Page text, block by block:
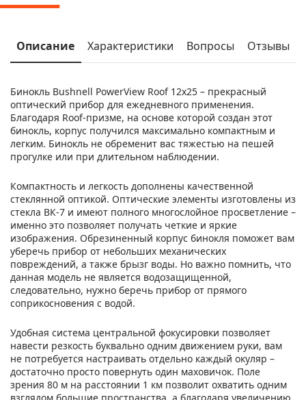
Описание Характеристики Вопросы Отзывы
Бинокль Bushnell PowerView Roof 12x25 – прекрасный
оптический прибор для ежедневного применения.
Благодаря Roof-призме, на основе которой создан этот
бинокль, корпус получился максимально компактным и
легким. Бинокль не обременит вас тяжестью на пешей
прогулке или при длительном наблюдении.
Компактность и легкость дополнены качественной
стеклянной оптикой. Оптические элементы изготовлены из
стекла ВК-7 и имеют полного многослойное просветление –
именно это позволяет получать четкие и яркие
изображения. Обрезиненный корпус бинокля поможет вам
уберечь прибор от небольших механических
повреждений, а также брызг воды. Но важно помнить, что
данная модель не является водозащищенной,
следовательно, нужно беречь прибор от прямого
соприкосновения с водой.
Удобная система центральной фокусировки позволяет
навести резкость буквально одним движением руки, вам
не потребуется настраивать отдельно каждый окуляр –
достаточно просто повернуть один маховичок. Поле
зрения 80 м на расстоянии 1 км позволит охватить одним